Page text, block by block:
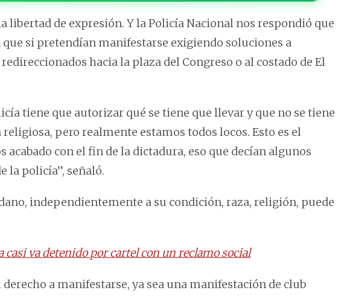
libertad de expresión. Y la Policía Nacional nos respondió que
que si pretendían manifestarse exigiendo soluciones a
hacia la plaza del Congreso o al costado de El
tiene que autorizar qué se tiene que llevar y que no se tiene
pero realmente estamos todos locos. Esto es el
acabado con el fin de la dictadura, eso que decían algunos
la policía”, señaló.
independientemente a su condición, raza, religión, puede
casi va detenido por cartel con un reclamo social
derecho a manifestarse, ya sea una manifestación de club